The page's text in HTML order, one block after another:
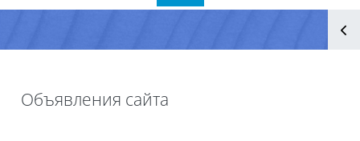
Блоки
Объявления сайта